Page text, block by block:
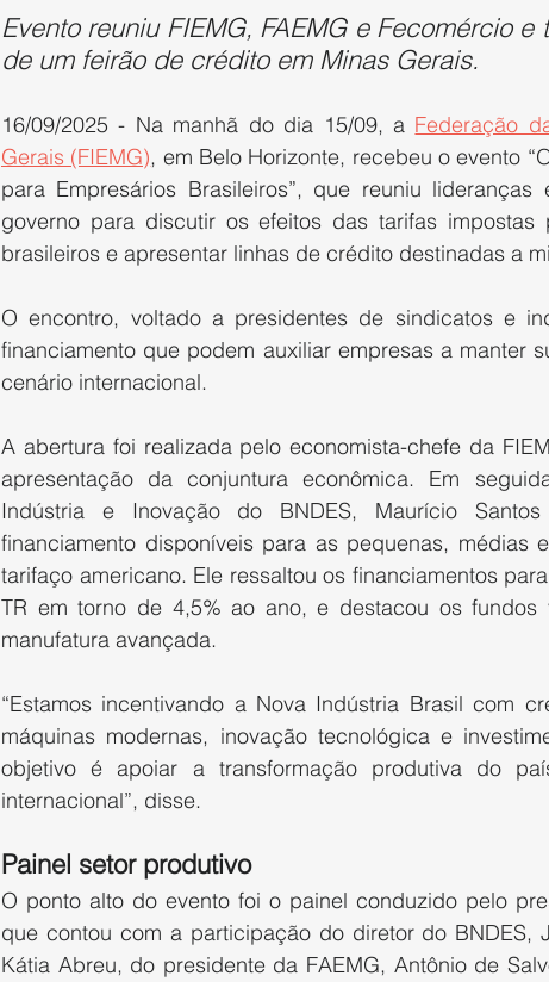
Evento reuniu FIEMG, FAEMG e Fecomércio
de um feirão de crédito em Minas Gerais.
16/09/2025 - Na manhã do dia 15/09, a Federação
Gerais (FIEMG), em Belo Horizonte, recebeu o evento
para Empresários Brasileiros”, que reuniu
governo para discutir os efeitos das tarifas
brasileiros e apresentar linhas de crédito destinadas a
O encontro, voltado a presidentes de sindicatos e
financiamento que podem auxiliar empresas a manter
cenário internacional.
A abertura foi realizada pelo economista-chefe da
apresentação da conjuntura econômica. Em
Indústria e Inovação do BNDES, Maurício
financiamento disponíveis para as pequenas, médias
tarifaço americano. Ele ressaltou os financiamentos
TR em torno de 4,5% ao ano, e destacou os fundos
manufatura avançada.
“Estamos incentivando a Nova Indústria Brasil com
máquinas modernas, inovação tecnológica e
objetivo é apoiar a transformação produtiva do
internacional”, disse.
Painel setor produtivo
O ponto alto do evento foi o painel conduzido pelo
que contou com a participação do diretor do BNDES,
Kátia Abreu, do presidente da FAEMG, Antônio de